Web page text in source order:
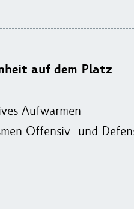
auf dem Platz
Aufwärmen
Offensiv- und